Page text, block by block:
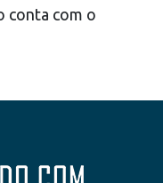
conta com o